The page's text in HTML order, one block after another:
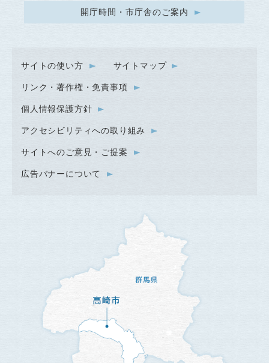
開庁時間・市庁舎のご案内
サイトの使い方 サイトマップ
リンク・著作権・免責事項
個人情報保護方針
アクセシビリティへの取り組み
サイトへのご意見・ご提案
広告バナーについて